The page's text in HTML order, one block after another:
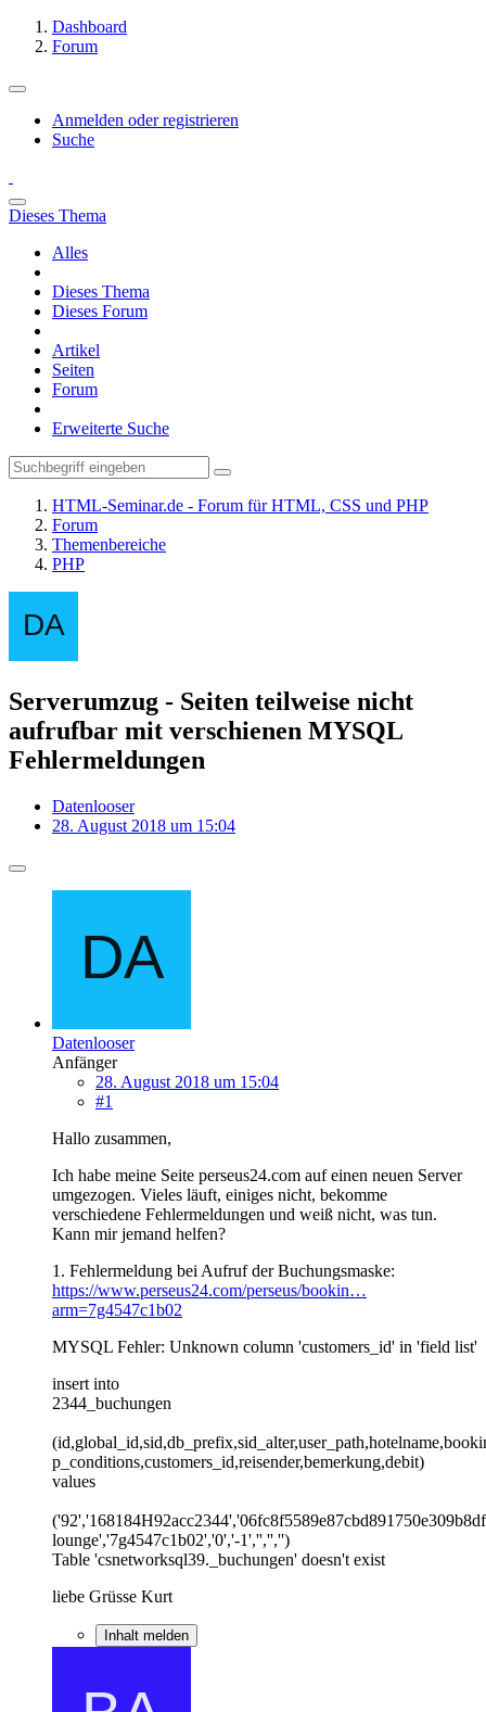
Dashboard
Forum
Anmelden oder registrieren
Suche
Dieses Thema
Alles
Dieses Thema
Dieses Forum
Artikel
Seiten
Forum
Erweiterte Suche
HTML-Seminar.de - Forum für HTML, CSS und PHP
Forum
Themenbereiche
PHP
Serverumzug - Seiten teilweise nicht
aufrufbar mit verschienen MYSQL
Fehlermeldungen
Datenlooser
28. August 2018 um 15:04
Datenlooser
Anfänger
28. August 2018 um 15:04
#1
Hallo zusammen,
Ich habe meine Seite perseus24.com auf einen neuen Server
umgezogen. Vieles läuft, einiges nicht, bekomme
verschiedene Fehlermeldungen und weiß nicht, was tun.
Kann mir jemand helfen?
1. Fehlermeldung bei Aufruf der Buchungsmaske:
https://www.perseus24.com/perseus/bookin…
arm=7g4547c1b02
MYSQL Fehler: Unknown column 'customers_id' in 'field list'
insert into
2344_buchungen
p_conditions,customers_id,reisender,bemerkung,debit)
values
lounge','7g4547c1b02','0','-1','','','')
Table 'csnetworksql39._buchungen' doesn't exist
liebe Grüsse Kurt
Inhalt melden